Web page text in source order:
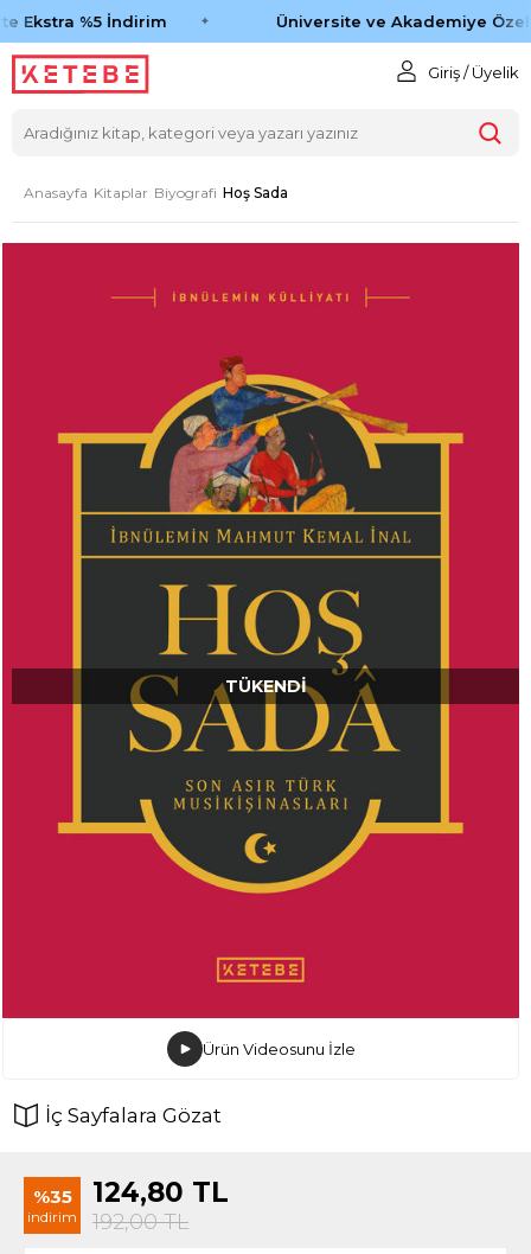
Ekstra %5 İndirim Üniversite ve Akademiye Özel
Giriş / Üyelik
Anasayfa Kitaplar Biyografi Hoş Sada
TÜKENDI
Ürün Videosunu İzle
İç Sayfalara Gözat
%35
indirim
124,80 TL
192,00TL